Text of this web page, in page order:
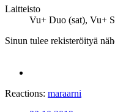
Laitteisto
Vu+ Duo (sat), Vu+
Sinun tulee rekisteröityä
Reactions: maraarni